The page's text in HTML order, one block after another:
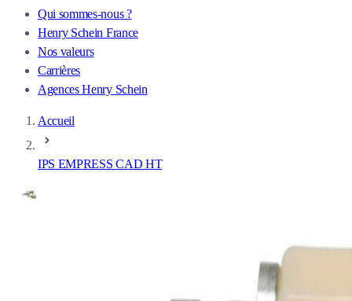
Qui sommes-nous ?
Henry Schein France
Nos valeurs
Carrières
Agences Henry Schein
Accueil
IPS EMPRESS CAD HT